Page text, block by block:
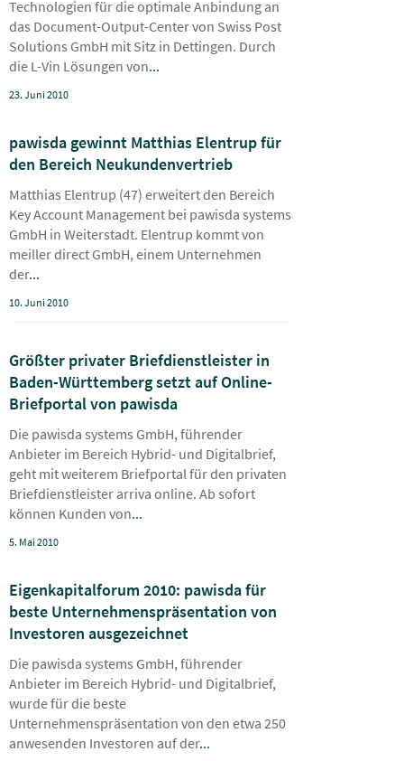
Technologien für die optimale Anbindung an
das Document-Output-Center von Swiss Post
Solutions GmbH mit Sitz in Dettingen. Durch
die L-Vin Lösungen von...
23. Juni 2010
pawisda gewinnt Matthias Elentrup für
den Bereich Neukundenvertrieb
Matthias Elentrup (47) erweitert den Bereich
Key Account Management bei pawisda systems
GmbH in Weiterstadt. Elentrup kommt von
meiller direct GmbH, einem Unternehmen
der...
10. Juni 2010
Größter privater Briefdienstleister in
Baden-Württemberg setzt auf Online-
Briefportal von pawisda
Die pawisda systems GmbH, führender
Anbieter im Bereich Hybrid- und Digitalbrief,
geht mit weiterem Briefportal für den privaten
Briefdienstleister arriva online. Ab sofort
können Kunden von...
5. Mai 2010
Eigenkapitalforum 2010: pawisda für
beste Unternehmenspräsentation von
Investoren ausgezeichnet
Die pawisda systems GmbH, führender
Anbieter im Bereich Hybrid- und Digitalbrief,
wurde für die beste
Unternehmenspräsentation von den etwa 250
anwesenden Investoren auf der...